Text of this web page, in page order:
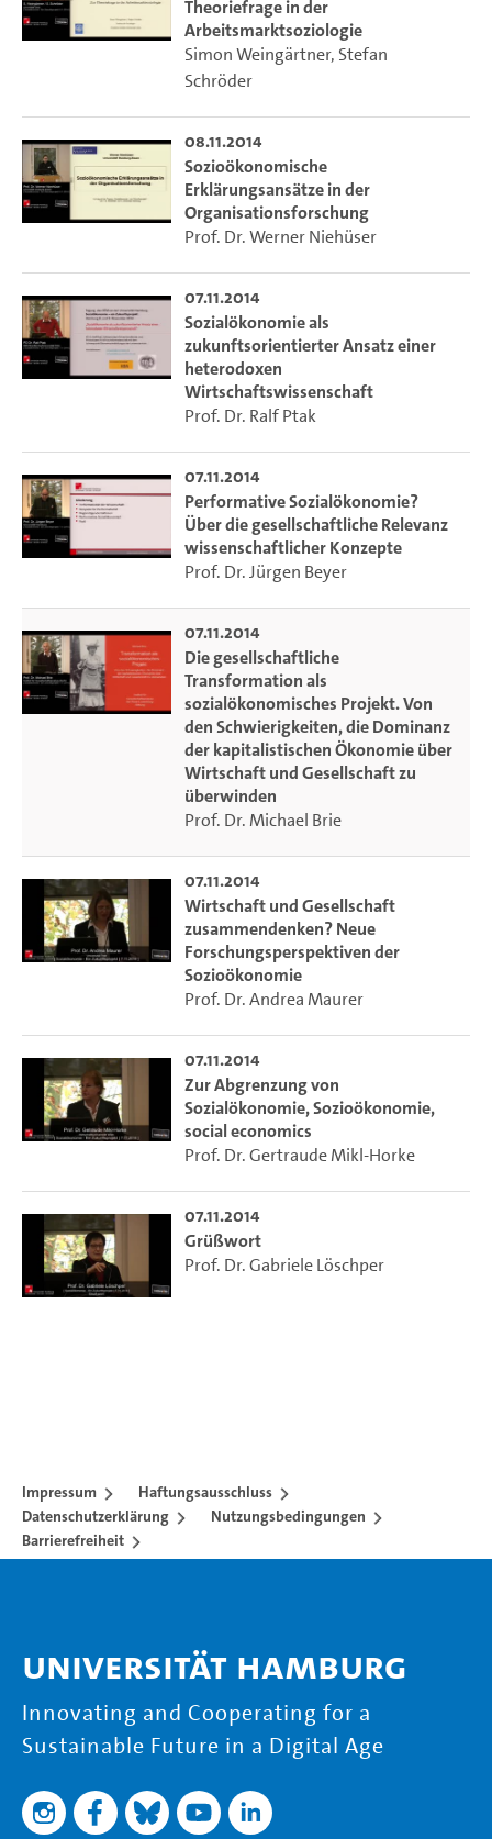
Theoriefrage in der
Arbeitsmarktsoziologie
Simon Weingärtner, Stefan
Schröder
08.11.2014
Sozioökonomische
Erklärungsansätze in der
Organisationsforschung
Prof. Dr. Werner Niehüser
07.11.2014
Sozialökonomie als
zukunftsorientierter Ansatz einer
heterodoxen
Wirtschaftswissenschaft
Prof. Dr. Ralf Ptak
07.11.2014
Performative Sozialökonomie?
Über die gesellschaftliche Relevanz
wissenschaftlicher Konzepte
Prof. Dr. Jürgen Beyer
07.11.2014
Die gesellschaftliche
Transformation als
sozialökonomisches Projekt. Von
den Schwierigkeiten, die Dominanz
der kapitalistischen Ökonomie über
Wirtschaft und Gesellschaft zu
überwinden
Prof. Dr. Michael Brie
07.11.2014
Wirtschaft und Gesellschaft
zusammendenken? Neue
Forschungsperspektiven der
Sozioökonomie
Prof. Dr. Andrea Maurer
07.11.2014
Zur Abgrenzung von
Sozialökonomie, Sozioökonomie,
social economics
Prof. Dr. Gertraude Mikl-Horke
07.11.2014
Grüßwort
Prof. Dr. Gabriele Löschper
Impressum
Haftungsausschluss
Datenschutzerklärung
Nutzungsbedingungen
Barrierefreiheit
Universität Hamburg
Innovating and Cooperating for a
Sustainable Future in a Digital Age